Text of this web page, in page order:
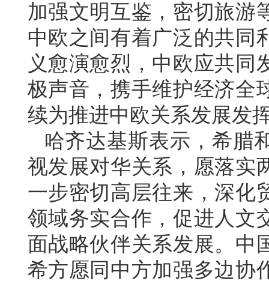
加强文明互鉴，密切旅游
中欧之间有着广泛的共同
义愈演愈烈，中欧应共同
极声音，携手维护经济全
续为推进中欧关系发展发
哈齐达基斯表示，希腊
视发展对华关系，愿落实
一步密切高层往来，深化
领域务实合作，促进人文
面战略伙伴关系发展。中
希方愿同中方加强多边协